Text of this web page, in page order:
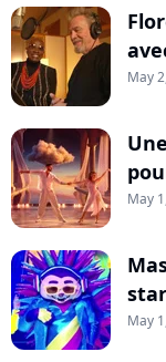
May
May
May